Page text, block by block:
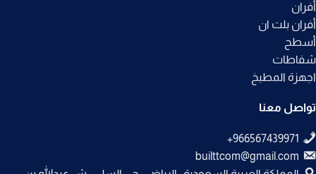
أفران
أفران بلت ان
أسطح
شفاطات
اجهزة المطبخ
تواصل معنا
builttcom@gmail.com